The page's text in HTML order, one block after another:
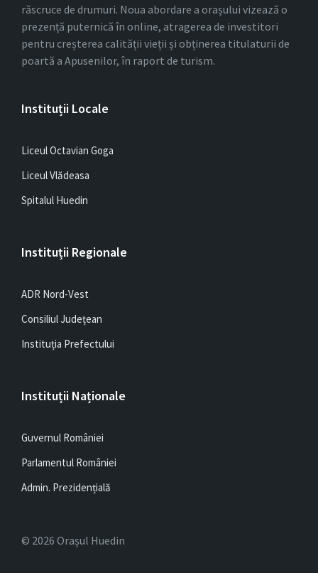
răscruce de drumuri. Noua abordare a orașului vizează o
prezență puternică în online, atragerea de investitori
pentru creșterea calității vieții și obținerea titulaturii de
poartă a Apusenilor, în raport de turism.
Instituții Locale
Liceul Octavian Goga
Liceul Vlădeasa
Spitalul Huedin
Instituții Regionale
ADR Nord-Vest
Consiliul Județean
Instituția Prefectului
Instituții Naționale
Guvernul României
Parlamentul României
Admin. Prezidențială
© 2026 Orașul Huedin